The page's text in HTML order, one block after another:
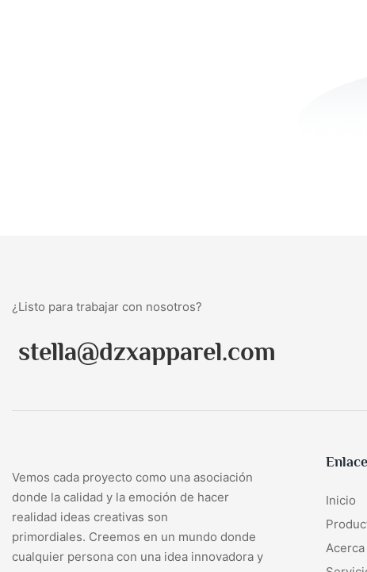
¿Listo para trabajar con nosotros?
stella@dzxapparel.com
Vemos cada proyecto como una asociación
donde la calidad y la emoción de hacer
realidad ideas creativas son
primordiales. Creemos en un mundo donde
cualquier persona con una idea innovadora y
Inicio